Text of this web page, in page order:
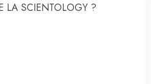
LA SCIENTOLOGY ?